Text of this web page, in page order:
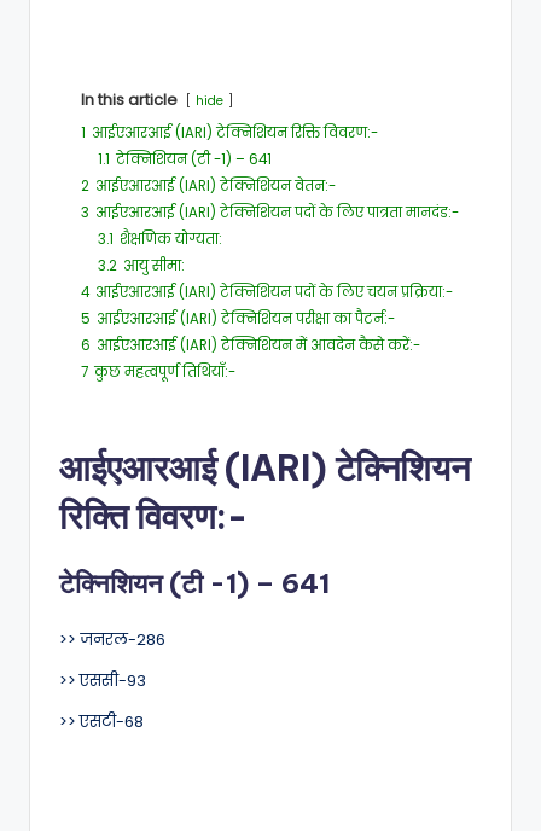
In this article hide
1 आईएआरआई (IARI) टेक्निशियन रिक्ति विवरण:-
1.1 टेक्निशियन (टी -1) – 641
2 आईएआरआई (IARI) टेक्निशियन वेतन:-
3 आईएआरआई (IARI) टेक्निशियन पदों के लिए पात्रता मानदंड:-
3.1 शैक्षणिक योग्यता:
3.2 आयु सीमा:
4 आईएआरआई (IARI) टेक्निशियन पदों के लिए चयन प्रक्रिया:-
5 आईएआरआई (IARI) टेक्निशियन परीक्षा का पैटर्न:-
6 आईएआरआई (IARI) टेक्निशियन में आवदेन कैसे करें:-
7 कुछ महत्वपूर्ण तिथियाँ:-
आईएआरआई (IARI) टेक्निशियन
रिक्ति विवरण:-
टेक्निशियन (टी -1) – 641
>> जनरल-286
>> एससी-93
>> एसटी-68